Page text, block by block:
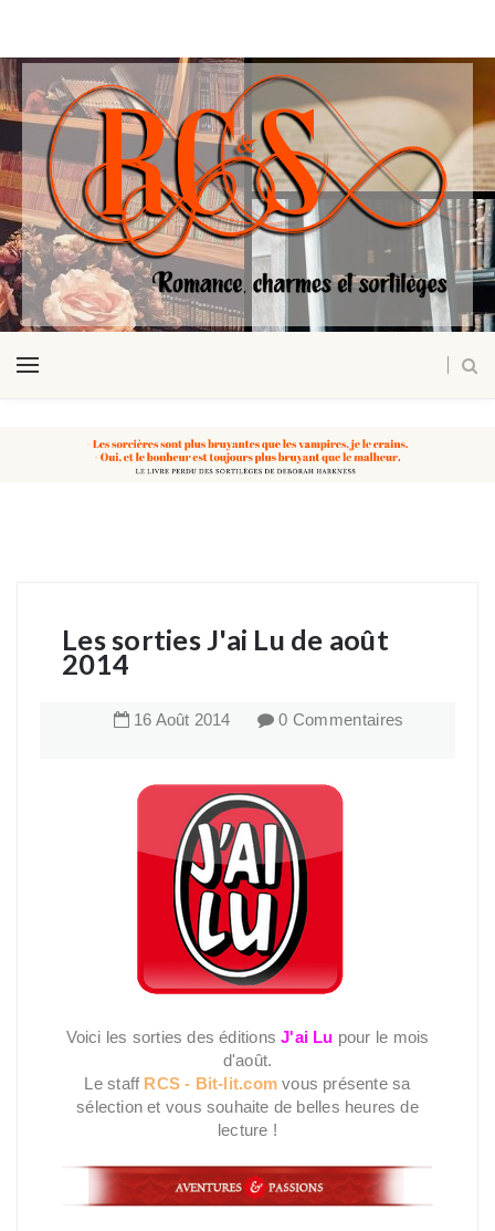
Les sorties J'ai Lu de août
2014
16 Août 2014 0 Commentaires
Voici les sorties des éditionsJ'ai Lu pour le mois
d'août.
Le staff RCS - Bit-lit.comvous présente sa
sélection et vous souhaite de belles heures de
lecture !